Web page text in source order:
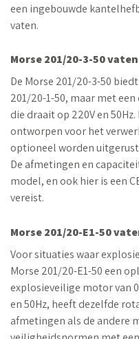
een ingebouwde
vaten.
Morse 201/20-3-50
De Morse 201/20-3-50
201/20-1-50, maar met
die draait op 220V en
ontworpen voor het
optioneel worden
De afmetingen en
model, en ook hier is een
vereist.
Morse 201/20-E1-50
Voor situaties waar
Morse 201/20-E1-50 een
explosieveilige motor van
en 50Hz, heeft dezelfde
afmetingen als de andere